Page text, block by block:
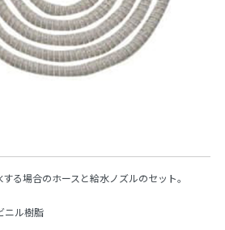
る場合のホースと給水ノズルのセット。
ニル樹脂